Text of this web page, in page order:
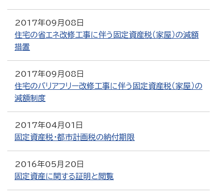
2017年09月08日
住宅の省エネ改修工事に伴う固定資産税（家屋）の減額
措置
2017年09月08日
住宅のバリアフリー改修工事に伴う固定資産税（家屋）の
減額制度
2017年04月01日
固定資産税・都市計画税の納付期限
2016年05月20日
固定資産に関する証明と閲覧